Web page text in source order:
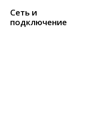
Сеть и
подключение